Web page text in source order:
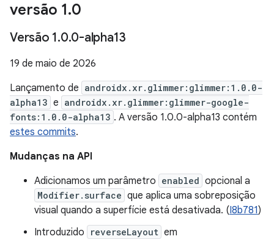
versão 1.0
Versão 1.0.0-alpha13
19 de maio de 2026
Lançamento de androidx.xr.glimmer:glimmer:1.0.0-
alpha13 e androidx.xr.glimmer:glimmer-google-
fonts:1.0.0-alpha13 . A versão 1.0.0-alpha13 contém
estes commits.
Mudanças na API
Adicionamos um parâmetro enabled opcional a
Modifier.surface que aplica uma sobreposição
visual quando a superfície está desativada. (I8b781)
Introduzido
reverseLayout em